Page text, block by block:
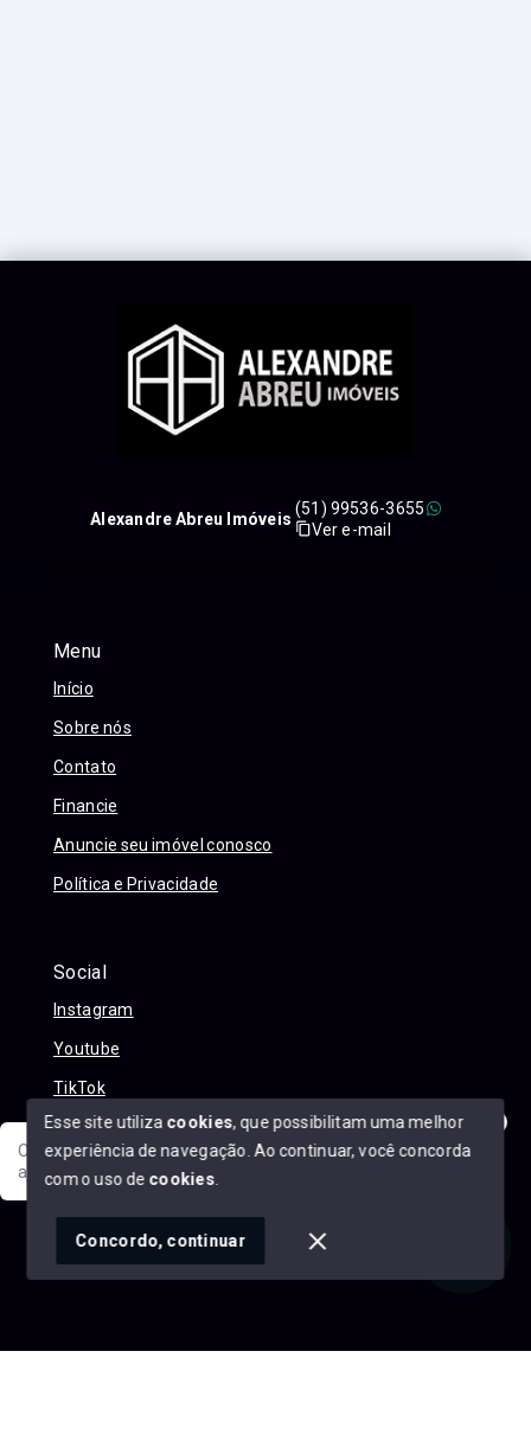
Olá! Sua jornada ao novo imóvel começa aqui. Como posso
ajudar?
Menu
Início
Sobre nós
Contato
Financie
Anuncie seu imóvel conosco
Política e Privacidade
Social
Instagram
Youtube
TikTok
© Copyright 2026 - Alexandre Abreu Imóveis - Todos os
SITE PARA IMOBILIARIA
Alexandre Abreu Imóveis
(51) 99536-3655
Ver e-mail
Esse site utiliza cookies, que possibilitam uma melhor
experiência de navegação. Ao continuar, você concorda
com o uso de cookies
Concordo, continuar